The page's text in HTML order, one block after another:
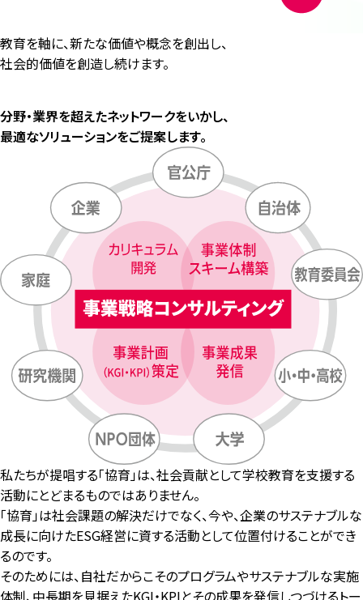
教育を軸に、新たな価値や概念を創出し、
社会的価値を創造し続けます。
分野・業界を超えたネットワークをいかし、
最適なソリューションをご提案します。
私たちが提唱する「協育」は、社会貢献として学校教育を支援する
活動にとどまるものではありません。
「協育」は社会課題の解決だけでなく、今や、企業のサステナブルな
成長に向けたESG経営に資する活動として位置付けることができ
るのです。
そのためには、自社だからこそのプログラムやサステナブルな実施
体制、中長期を見据えたKGI・KPIとその成果を発信しつづけるトー